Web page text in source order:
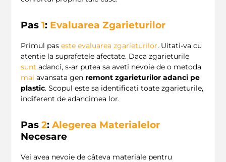
Pas 1: Evaluarea Zgarieturilor
Primul pas este evaluarea zgarieturilor. Uitati-va cu
atentie la suprafetele afectate. Daca zgarieturile
sunt adanci, s-ar putea sa aveti nevoie de o metoda
mai avansata gen remont zgarieturilor adanci pe
plastic. Scopul este sa identificati toate zgarieturile,
indiferent de adancimea lor.
Pas 2: Alegerea Materialelor
Necesare
Vei avea nevoie de câteva materiale pentru